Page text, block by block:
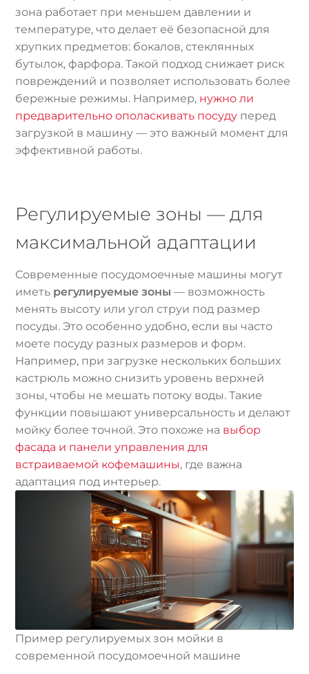
зона работает при меньшем давлении и
температуре, что делает её безопасной для
хрупких предметов: бокалов, стеклянных
бутылок, фарфора. Такой подход снижает риск
повреждений и позволяет использовать более
бережные режимы. Например, нужно ли
предварительно ополаскивать посуду перед
загрузкой в машину — это важный момент для
эффективной работы.
Регулируемые зоны — для
максимальной адаптации
Современные посудомоечные машины могут
иметь регулируемые зоны — возможность
менять высоту или угол струи под размер
посуды. Это особенно удобно, если вы часто
моете посуду разных размеров и форм.
Например, при загрузке нескольких больших
кастрюль можно снизить уровень верхней
зоны, чтобы не мешать потоку воды. Такие
функции повышают универсальность и делают
мойку более точной. Это похоже на выбор
фасада и панели управления для
встраиваемой кофемашины, где важна
адаптация под интерьер.
Пример регулируемых зон мойки в
современной посудомоечной машине